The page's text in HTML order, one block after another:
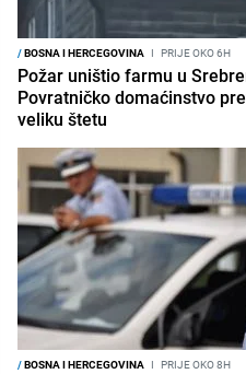
/BOSNA I HERCEGOVINA I PRIJE OKO 6H
Požar uništio farmu u
Povratničko domaćinstvo
veliku štetu
/BOSNA I HERCEGOVINA I PRIJE OKO 8H